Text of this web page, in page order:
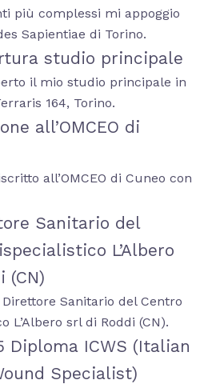
più complessi mi appoggio
Sapientiae di Torino.
studio principale
il mio studio principale in
164, Torino.
all’OMCEO di
all’OMCEO di Cuneo con
Sanitario del
L’Albero
(CN)
Direttore Sanitario del Centro
L’Albero srl di Roddi (CN).
Diploma ICWS (Italian
Specialist)